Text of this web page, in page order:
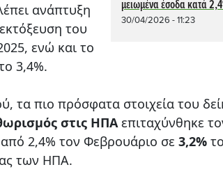
μειωμένα έσοδα κατά
30/04/2026 - 11:23
ανάπτυξη
του
ενώ και το
3,4%.
τα πιο πρόσφατα στοιχεία του
στις ΗΠΑεπιταχύνθηκε
2,4% τον Φεβρουάριο σε 3,2%
των ΗΠΑ.